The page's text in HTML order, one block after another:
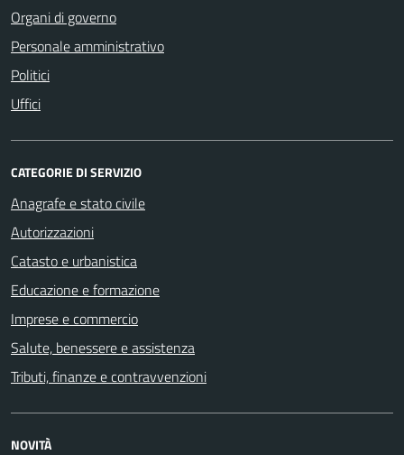
Organi di governo
Personale amministrativo
Politici
Uffici
CATEGORIE DI SERVIZIO
Anagrafe e stato civile
Autorizzazioni
Catasto e urbanistica
Educazione e formazione
Imprese e commercio
Salute, benessere e assistenza
Tributi, finanze e contravvenzioni
NOVITÀ